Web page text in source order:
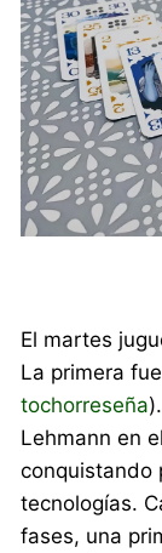
El martes
La primera
tochorreseña
Lehmann en
conquistando
tecnologías.
fases, una